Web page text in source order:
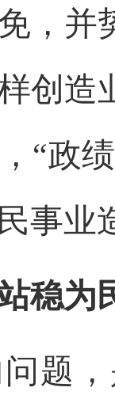
，并
创造
“政
事业
稳为
题